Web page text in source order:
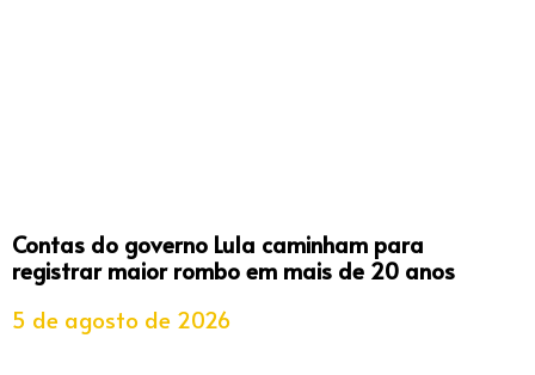
Contas do governo Lula caminham para
registrar maior rombo em mais de 20 anos
5 de agosto de 2026